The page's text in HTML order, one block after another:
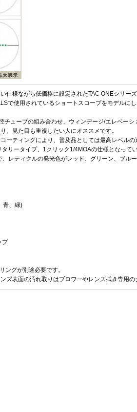
仕様ながら低価格に設定されたTAC ONEシリーズ
で使用されているショートスコープをモデルにし
チューブの組み合わせ、ウィンデージ/エレベー
、見た目も重視したい人にオススメです。
ーティングにより、普及品としては最高レベルの
リータイプ、1クリック1/4MOAの仕様となってい
レティクルの発光色がレッド、グリーン、ブル
青、緑)
プ
ングが別途必要です。
ズ表面の汚れ取りはブロワーやレンズ拭き専用の